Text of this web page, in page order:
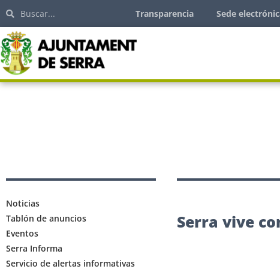
Transparencia Sede
Noticias
Tablón de anuncios
Eventos
Serra Informa
Servicio de alertas informativas
Serra vive